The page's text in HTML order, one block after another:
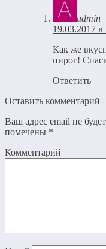
admin
19.03.2017 в
Как же
пирог!
Ответить
Оставить комментарий
Ваш адрес email не
помечены *
Комментарий